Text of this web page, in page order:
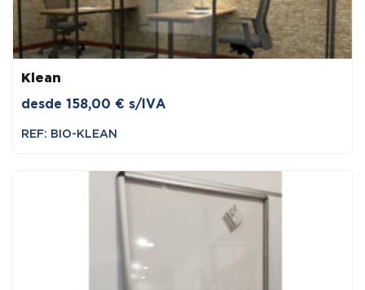
Klean
desde 158,00 € s/IVA
REF: BIO-KLEAN